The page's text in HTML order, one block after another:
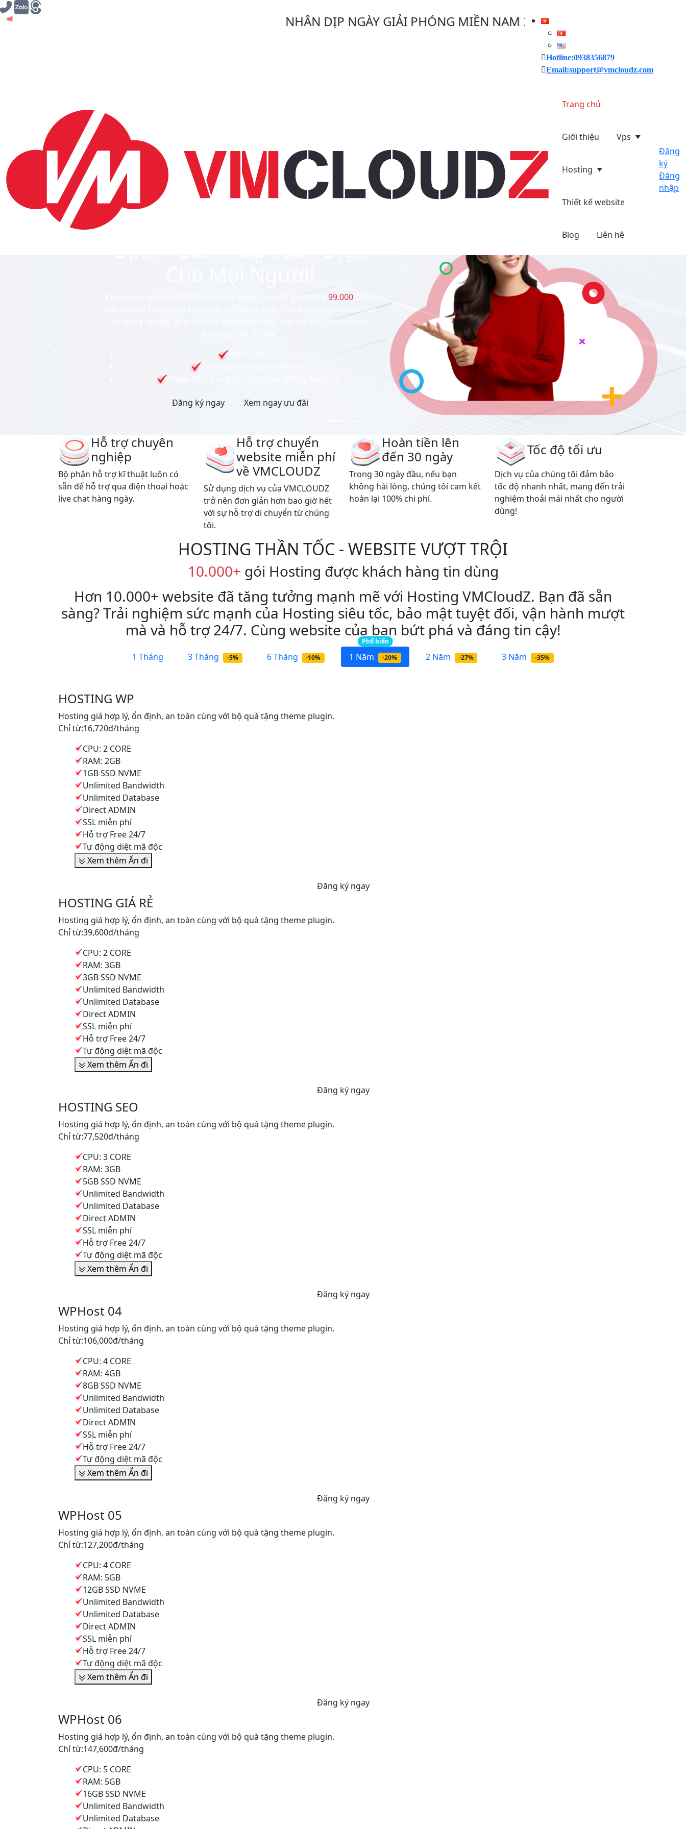
NHÂN DỊP NGÀY GIẢI PHÓNG MIỀN NAM 30/04/2025, VMCLOUDZ GIẢM
Hotline:0938356879
Email:support@vmcloudz.com
Trang chủ
Giới thiệu Vps
Hosting
Thiết kế website
Blog Liên hệ
Đăng
ký
Đăng
nhập
đáng tin cậy, giúp bạn dễ dàng mở rộng quy mô kinh doanh mà không
Hoàn tiền trong 30 ngày nếu không hài lòng
Next
Hỗ trợ chuyên
nghiệp
Bộ phận hỗ trợ kĩ thuật luôn có
sẵn để hỗ trợ qua điện thoại hoặc
live chat hàng ngày.
Hỗ trợ chuyển
website miễn phí
về VMCLOUDZ
Sử dụng dịch vụ của VMCLOUDZ
trở nên đơn giản hơn bao giờ hết
với sự hỗ trợ di chuyển từ chúng
tôi.
Hoàn tiền lên
đến 30 ngày
Trong 30 ngày đầu, nếu bạn
không hài lòng, chúng tôi cam kết
hoàn lại 100% chi phí.
Tốc độ tối ưu
Dịch vụ của chúng tôi đảm bảo
tốc độ nhanh nhất, mang đến trải
nghiệm thoải mái nhất cho người
dùng!
HOSTING THẦN TỐC - WEBSITE VƯỢT TRỘI
10.000+ gói Hosting được khách hàng tin dùng
Hơn 10.000+ website đã tăng tưởng mạnh mẽ với Hosting VMCloudZ. Bạn đã sẵn
sàng? Trải nghiệm sức mạnh của Hosting siêu tốc, bảo mật tuyệt đối, vận hành mượt
mà và hỗ trợ 24/7. Cùng website của bạn bứt phá và đáng tin cậy!
1 Tháng 3 Tháng -5% 6 Tháng -10% 1 Năm -20%
Phổ biến
2 Năm -27% 3 Năm -35%
HOSTING WP
Hosting giá hợp lý, ổn định, an toàn cùng với bộ quà tặng theme plugin.
Chỉ từ:16,720đ/tháng
CPU: 2 CORE
RAM: 2GB
1GB SSD NVME
Unlimited Bandwidth
Unlimited Database
Direct ADMIN
SSL miễn phí
Hỗ trợ Free 24/7
Tự động diệt mã độc
Xem thêm Ẩn đi
Đăng ký ngay
HOSTING GIÁ RẺ
Hosting giá hợp lý, ổn định, an toàn cùng với bộ quà tặng theme plugin.
Chỉ từ:39,600đ/tháng
CPU: 2 CORE
RAM: 3GB
3GB SSD NVME
Unlimited Bandwidth
Unlimited Database
Direct ADMIN
SSL miễn phí
Hỗ trợ Free 24/7
Tự động diệt mã độc
Xem thêm Ẩn đi
Đăng ký ngay
HOSTING SEO
Hosting giá hợp lý, ổn định, an toàn cùng với bộ quà tặng theme plugin.
Chỉ từ:77,520đ/tháng
CPU: 3 CORE
RAM: 3GB
5GB SSD NVME
Unlimited Bandwidth
Unlimited Database
Direct ADMIN
SSL miễn phí
Hỗ trợ Free 24/7
Tự động diệt mã độc
Xem thêm Ẩn đi
Đăng ký ngay
WPHost 04
Hosting giá hợp lý, ổn định, an toàn cùng với bộ quà tặng theme plugin.
Chỉ từ:106,000đ/tháng
CPU: 4 CORE
RAM: 4GB
8GB SSD NVME
Unlimited Bandwidth
Unlimited Database
Direct ADMIN
SSL miễn phí
Hỗ trợ Free 24/7
Tự động diệt mã độc
Xem thêm Ẩn đi
Đăng ký ngay
WPHost 05
Hosting giá hợp lý, ổn định, an toàn cùng với bộ quà tặng theme plugin.
Chỉ từ:127,200đ/tháng
CPU: 4 CORE
RAM: 5GB
12GB SSD NVME
Unlimited Bandwidth
Unlimited Database
Direct ADMIN
SSL miễn phí
Hỗ trợ Free 24/7
Tự động diệt mã độc
Xem thêm Ẩn đi
Đăng ký ngay
WPHost 06
Hosting giá hợp lý, ổn định, an toàn cùng với bộ quà tặng theme plugin.
Chỉ từ:147,600đ/tháng
CPU: 5 CORE
RAM: 5GB
16GB SSD NVME
Unlimited Bandwidth
Unlimited Database